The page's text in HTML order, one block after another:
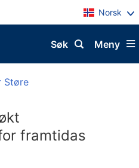
Norsk
Meny
Søk
Støre
framtidas